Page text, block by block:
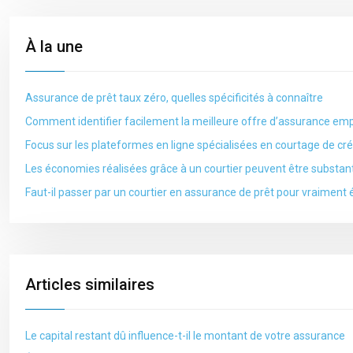
À la une
Assurance de prêt taux zéro, quelles spécificités à connaître
Comment identifier facilement la meilleure offre d’assurance
Focus sur les plateformes en ligne spécialisées en courtage de
Les économies réalisées grâce à un courtier peuvent être
Faut-il passer par un courtier en assurance de prêt pour vraiment
Articles similaires
Le capital restant dû influence-t-il le montant de votre assurance